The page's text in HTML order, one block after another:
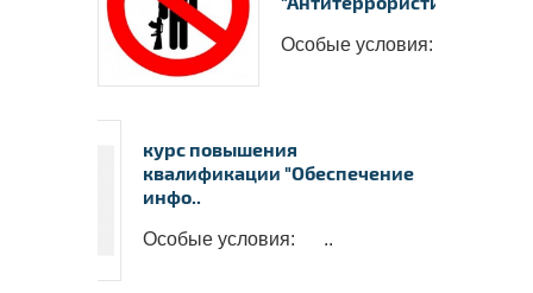
Особые условия: ..
курс повышения
квалификации "Обеспечение
инфо..
Особые условия: ..